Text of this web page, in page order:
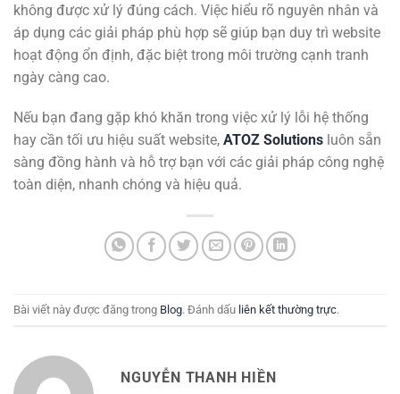
không được xử lý đúng cách. Việc hiểu rõ nguyên nhân và
áp dụng các giải pháp phù hợp sẽ giúp bạn duy trì website
hoạt động ổn định, đặc biệt trong môi trường cạnh tranh
ngày càng cao.
Nếu bạn đang gặp khó khăn trong việc xử lý lỗi hệ thống
hay cần tối ưu hiệu suất website, ATOZ Solutions luôn sẵn
sàng đồng hành và hỗ trợ bạn với các giải pháp công nghệ
toàn diện, nhanh chóng và hiệu quả.
Bài viết này được đăng trong Blog. Đánh dấu liên kết thường trực.
NGUYỄN THANH HIỀN